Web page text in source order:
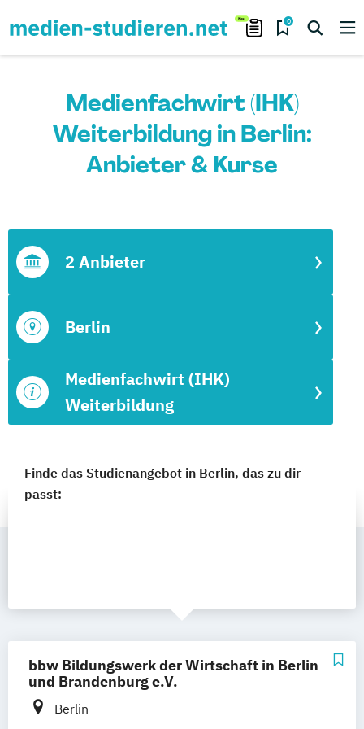
0
Medienfachwirt (IHK)
Weiterbildung in Berlin:
Anbieter & Kurse
Medienfachwirt (IHK)
Weiterbildung
Berlin
2 Anbieter
Finde das Studienangebot in Berlin, das zu dir
passt:
bbw Bildungswerk der Wirtschaft in Berlin
und Brandenburg e.V.
Berlin